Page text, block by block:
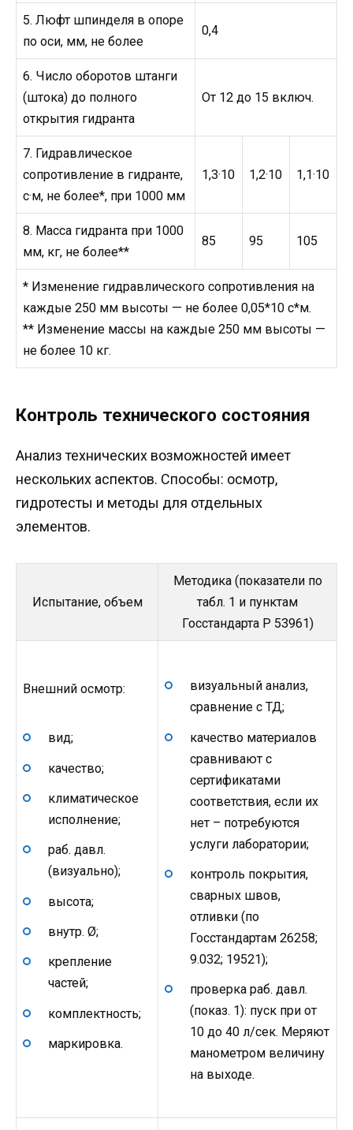
5. Люфт шпинделя в опоре
по оси, мм, не более
0,4
6. Число оборотов штанги
(штока) до полного
открытия гидранта
От 12 до 15 включ.
7. Гидравлическое
сопротивление в гидранте,
с·м, не более*, при 1000 мм
1,3·10 1,2·10 1,1·10
8. Масса гидранта при 1000
мм, кг, не более**
85 95 105
* Изменение гидравлического сопротивления на
каждые 250 мм высоты — не более 0,05*10 с*м.
** Изменение массы на каждые 250 мм высоты —
не более 10 кг.
Контроль технического состояния
Анализ технических возможностей имеет
нескольких аспектов. Способы: осмотр,
гидротесты и методы для отдельных
элементов.
Испытание, объем
Методика (показатели по
табл. 1 и пунктам
Госстандарта Р 53961)
Внешний осмотр:
вид;
качество;
климатическое
исполнение;
раб. давл.
(визуально);
высота;
внутр. Ø;
крепление
частей;
комплектность;
маркировка.
визуальный анализ,
сравнение с ТД;
качество материалов
сравнивают с
сертификатами
соответствия, если их
нет – потребуются
услуги лаборатории;
контроль покрытия,
сварных швов,
отливки (по
Госстандартам 26258;
9.032; 19521);
проверка раб. давл.
(показ. 1): пуск при от
10 до 40 л/сек. Меряют
манометром величину
на выходе.